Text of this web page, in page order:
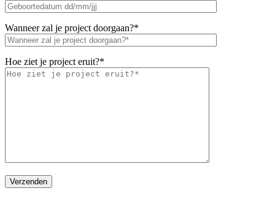
Wanneer zal je project doorgaan?*
Hoe ziet je project eruit?*